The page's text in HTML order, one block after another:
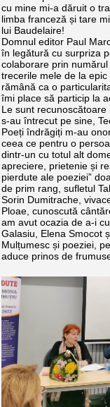
cu mine mi-a dăruit o
limba franceză și tare
lui Baudelaire!
Domnul editor Paul
în legătură cu surpriza
colaborare prin
trecerile mele de la
rămână ca o
îmi place să particip la
Le sunt
s-au întrecut pe sine,
Poeți îndrăgiți m-au
ceea ce pentru o
dintr-un cu totul alt
apreciere, prietenie și
pierdute ale poeziei”
de prim rang, sufletul
Sorin Dumitrache,
Ploae, cunoscută
am avut ocazia de a-i
Galasiu, Elena Smocot
Mulțumesc și poeziei,
aduce prinos de